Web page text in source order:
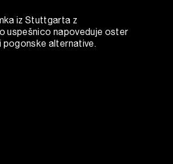
iz Stuttgarta z
uspešnico napoveduje oster
pogonske alternative.